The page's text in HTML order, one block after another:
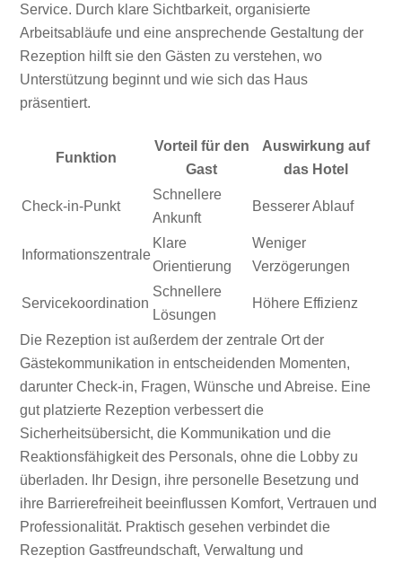
Service. Durch klare Sichtbarkeit, organisierte
Arbeitsabläufe und eine ansprechende Gestaltung der
Rezeption hilft sie den Gästen zu verstehen, wo
Unterstützung beginnt und wie sich das Haus
präsentiert.
Funktion
Vorteil für den
Gast
Auswirkung auf
das Hotel
Check-in-Punkt
Schnellere
Ankunft
Besserer Ablauf
Informationszentrale
Klare
Orientierung
Weniger
Verzögerungen
Servicekoordination
Schnellere
Lösungen
Höhere Effizienz
Die Rezeption ist außerdem der zentrale Ort der
Gästekommunikation in entscheidenden Momenten,
darunter Check-in, Fragen, Wünsche und Abreise. Eine
gut platzierte Rezeption verbessert die
Sicherheitsübersicht, die Kommunikation und die
Reaktionsfähigkeit des Personals, ohne die Lobby zu
überladen. Ihr Design, ihre personelle Besetzung und
ihre Barrierefreiheit beeinflussen Komfort, Vertrauen und
Professionalität. Praktisch gesehen verbindet die
Rezeption Gastfreundschaft, Verwaltung und